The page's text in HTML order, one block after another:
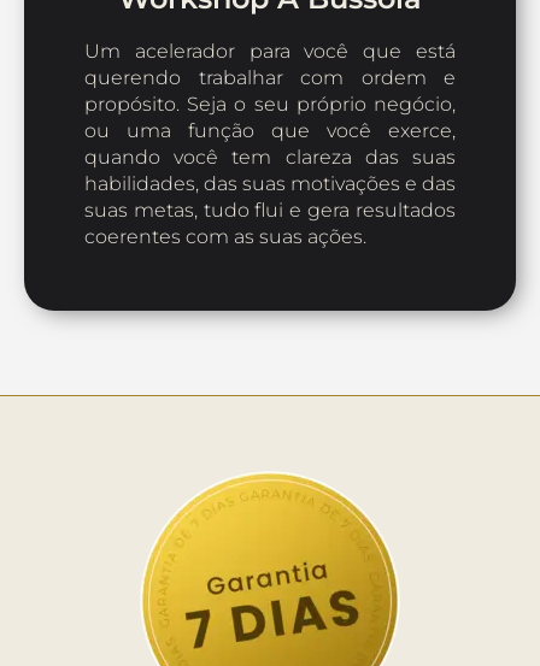
Um acelerador para você que está
querendo trabalhar com ordem e
propósito. Seja o seu próprio negócio,
ou uma função que você exerce,
quando você tem clareza das suas
habilidades, das suas motivações e das
suas metas, tudo flui e gera resultados
coerentes com as suas ações.